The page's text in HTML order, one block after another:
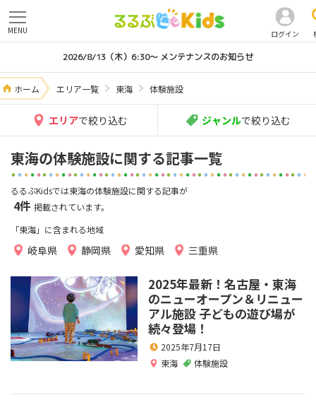
ログイン
MENU
2026/8/13（木）6:30～ メンテナンスのお知らせ
ホーム エリア一覧 東海 体験施設
エリアで絞り込む ジャンルで絞り込む
東海の体験施設に関する記事一覧
るるぶKidsでは東海の体験施設に関する記事が
4件 掲載されています。
「東海」に含まれる地域
岐阜県 静岡県 愛知県 三重県
2025年最新！名古屋・東海
のニューオープン＆リニュー
アル施設 子どもの遊び場が
続々登場！
2025年7月17日
東海
体験施設